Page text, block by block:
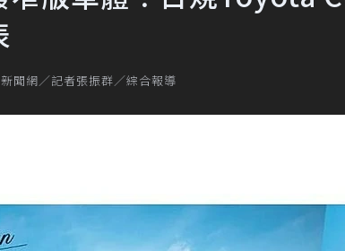
聞網／記者張振群／綜合報導